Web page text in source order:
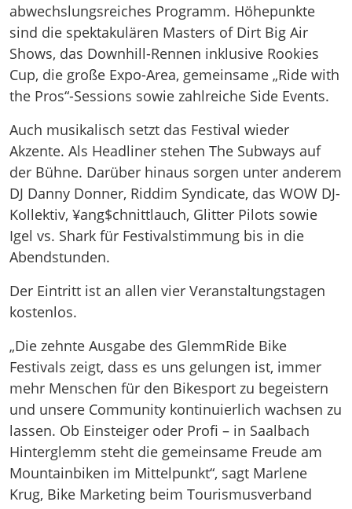
abwechslungsreiches Programm. Höhepunkte
sind die spektakulären Masters of Dirt Big Air
Shows, das Downhill-Rennen inklusive Rookies
Cup, die große Expo-Area, gemeinsame „Ride with
the Pros“-Sessions sowie zahlreiche Side Events.
Auch musikalisch setzt das Festival wieder
Akzente. Als Headliner stehen The Subways auf
der Bühne. Darüber hinaus sorgen unter anderem
DJ Danny Donner, Riddim Syndicate, das WOW DJ-
Kollektiv, ¥ang$chnittlauch, Glitter Pilots sowie
Igel vs. Shark für Festivalstimmung bis in die
Abendstunden.
Der Eintritt ist an allen vier Veranstaltungstagen
kostenlos.
„Die zehnte Ausgabe des GlemmRide Bike
Festivals zeigt, dass es uns gelungen ist, immer
mehr Menschen für den Bikesport zu begeistern
und unsere Community kontinuierlich wachsen zu
lassen. Ob Einsteiger oder Profi – in Saalbach
Hinterglemm steht die gemeinsame Freude am
Mountainbiken im Mittelpunkt“, sagt Marlene
Krug, Bike Marketing beim Tourismusverband